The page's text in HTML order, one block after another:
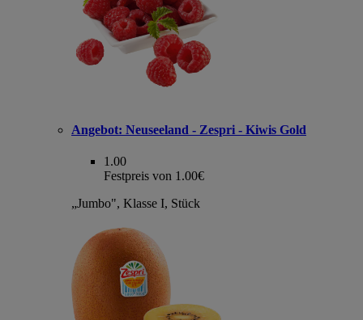
Angebot: Neuseeland - Zespri - Kiwis Gold
1.00
Festpreis von 1.00€
„Jumbo", Klasse I, Stück